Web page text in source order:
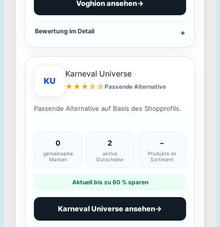
Voghion ansehen→
Bewertung im Detail
KU
Karneval Universe
★★★☆☆Passende Alternative
Passende Alternative auf Basis des Shopprofils.
0
gemeinsame
Marken
2
aktive
Gutscheine
–
Produkte im
Sortiment
Aktuell bis zu 60 % sparen
Karneval Universe ansehen→